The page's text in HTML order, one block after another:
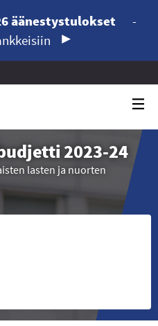
äänestystulokset
-
2023-24
lasten ja nuorten